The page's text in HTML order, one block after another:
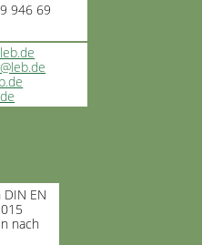
946 69
EN
nach